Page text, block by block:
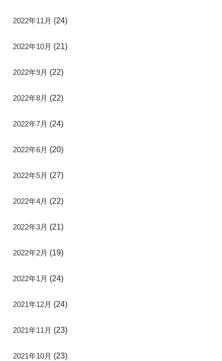
2022年11月 (24)
2022年10月 (21)
2022年9月 (22)
2022年8月 (22)
2022年7月 (24)
2022年6月 (20)
2022年5月 (27)
2022年4月 (22)
2022年3月 (21)
2022年2月 (19)
2022年1月 (24)
2021年12月 (24)
2021年11月 (23)
2021年10月 (23)